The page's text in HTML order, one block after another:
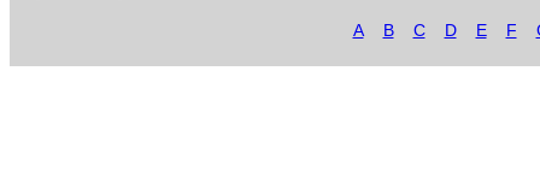
A B C D E F